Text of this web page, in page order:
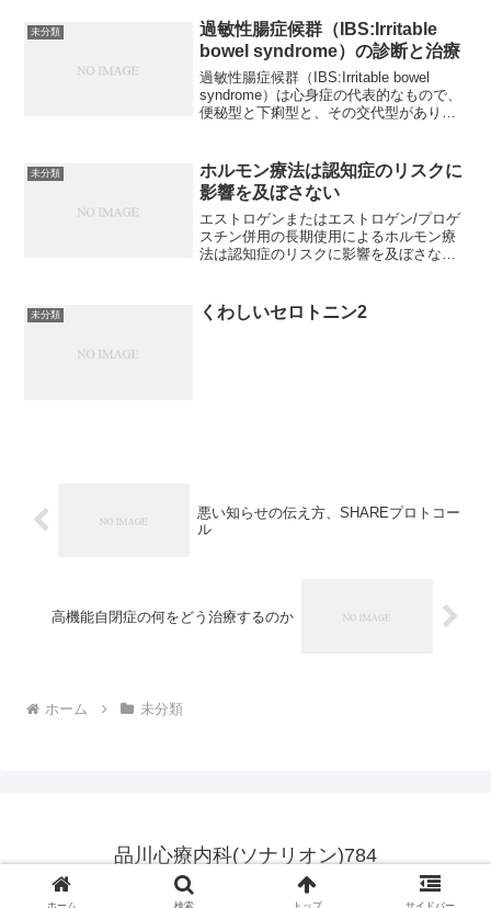
披露し、「気持ち悪くなら...
未分類
過敏性腸症候群（IBS:Irritable
bowel syndrome）の診断と治療
過敏性腸症候群（IBS:Irritable bowel
syndrome）は心身症の代表的なもので、
便秘型と下痢型と、その交代型があり、
断基準がある腹痛あるいは...
未分類
ホルモン療法は認知症のリスクに
影響を及ぼさない
エストロゲンまたはエストロゲン/プロゲ
スチン併用の長期使用によるホルモン療
法は認知症のリスクに影響を及ぼさない
しているのではないか、だとすれば、何
かの理由で性ホル...
未分類 くわしいセロトニン2
悪い知らせの伝え方、SHAREプロトコー
ル
高機能自閉症の何をどう治療するのか
ホーム 未分類
品川心療内科(ソナリオン)784
© 2007 品川心療内科(ソナリオン)784.
ホーム 検索 トップ サイドバー